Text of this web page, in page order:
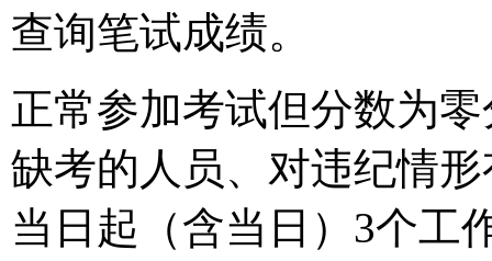
查询笔试成绩。
正常参加考试但分数为
缺考的人员、对违纪情
当日起（含当日）3个工